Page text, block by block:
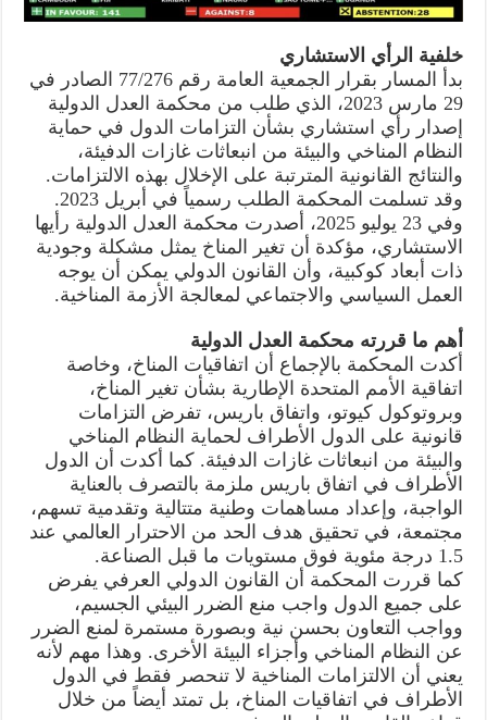
خلفية الرأي الاستشاري
بدأ المسار بقرار الجمعية العامة رقم 77/276 الصادر في
29 مارس 2023، الذي طلب من محكمة العدل الدولية
إصدار رأي استشاري بشأن التزامات الدول في حماية
النظام المناخي والبيئة من انبعاثات غازات الدفيئة،
والنتائج القانونية المترتبة على الإخلال بهذه الالتزامات.
وقد تسلمت المحكمة الطلب رسمياً في أبريل 2023.
وفي 23 يوليو 2025، أصدرت محكمة العدل الدولية رأيها
الاستشاري، مؤكدة أن تغير المناخ يمثل مشكلة وجودية
ذات أبعاد كوكبية، وأن القانون الدولي يمكن أن يوجه
العمل السياسي والاجتماعي لمعالجة الأزمة المناخية.
أهم ما قررته محكمة العدل الدولية
أكدت المحكمة بالإجماع أن اتفاقيات المناخ، وخاصة
اتفاقية الأمم المتحدة الإطارية بشأن تغير المناخ،
وبروتوكول كيوتو، واتفاق باريس، تفرض التزامات
قانونية على الدول الأطراف لحماية النظام المناخي
والبيئة من انبعاثات غازات الدفيئة. كما أكدت أن الدول
الأطراف في اتفاق باريس ملزمة بالتصرف بالعناية
الواجبة، وإعداد مساهمات وطنية متتالية وتقدمية تسهم،
مجتمعة، في تحقيق هدف الحد من الاحترار العالمي عند
1.5 درجة مئوية فوق مستويات ما قبل الصناعة.
كما قررت المحكمة أن القانون الدولي العرفي يفرض
على جميع الدول واجب منع الضرر البيئي الجسيم،
وواجب التعاون بحسن نية وبصورة مستمرة لمنع الضرر
عن النظام المناخي وأجزاء البيئة الأخرى. وهذا مهم لأنه
يعني أن الالتزامات المناخية لا تنحصر فقط في الدول
الأطراف في اتفاقيات المناخ، بل تمتد أيضاً من خلال